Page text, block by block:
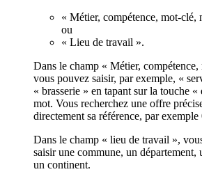
« Métier, compétence, mot-clé,
ou
« Lieu de travail ».
Dans le champ « Métier,
vous pouvez saisir, par exemple, «
« brasserie » en tapant sur la touche «
mot. Vous recherchez une offre
directement sa référence, par
Dans le champ « lieu de travail »,
saisir une commune, un département,
un continent.